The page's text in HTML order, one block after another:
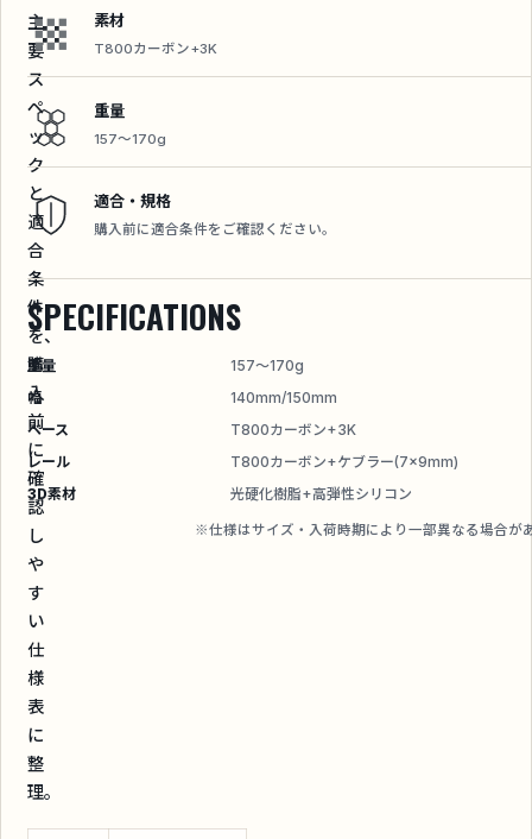
主
要
ス
ペ
ッ
ク
と
適
合
条
件
を、
購
入
前
に
確
認
し
や
す
い
仕
様
表
に
整
理。
素材
T800カーボン+3K
重量
157〜170g
適合・規格
購入前に適合条件をご確認ください。
SPECIFICATIONS
重量
157〜170g
幅
140mm/150mm
ベース
T800カーボン+3K
レール
T800カーボン+ケブラー(7×9mm)
3D素材
光硬化樹脂+高弾性シリコン
※仕様はサイズ・入荷時期により一部異なる場合が